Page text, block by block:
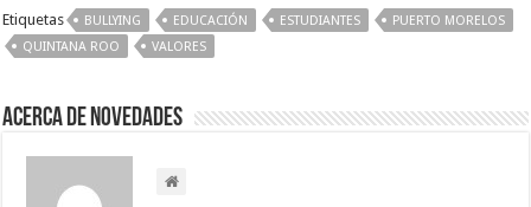
Etiquetas BULLYING EDUCACIÓN ESTUDIANTES
PUERTO MORELOS
QUINTANA ROO
VALORES
Acerca de NOVEDADES